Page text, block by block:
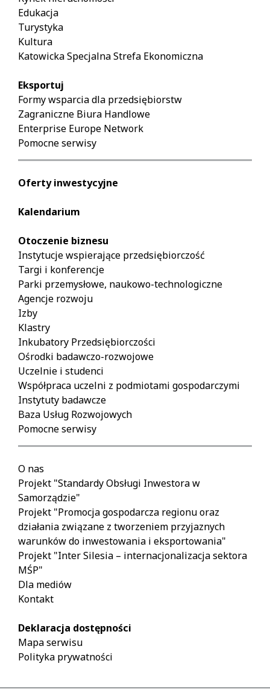
Edukacja
Turystyka
Kultura
Katowicka Specjalna Strefa Ekonomiczna
Eksportuj
Formy wsparcia dla przedsiębiorstw
Zagraniczne Biura Handlowe
Enterprise Europe Network
Pomocne serwisy
Oferty inwestycyjne
Kalendarium
Otoczenie biznesu
Instytucje wspierające przedsiębiorczość
Targi i konferencje
Parki przemysłowe, naukowo-technologiczne
Agencje rozwoju
Izby
Klastry
Inkubatory Przedsiębiorczości
Ośrodki badawczo-rozwojowe
Uczelnie i studenci
Współpraca uczelni z podmiotami gospodarczymi
Instytuty badawcze
Baza Usług Rozwojowych
Pomocne serwisy
O nas
Projekt "Standardy Obsługi Inwestora w
Samorządzie"
Projekt "Promocja gospodarcza regionu oraz
działania związane z tworzeniem przyjaznych
warunków do inwestowania i eksportowania"
Projekt "Inter Silesia – internacjonalizacja sektora
MŚP"
Dla mediów
Kontakt
Deklaracja dostępności
Mapa serwisu
Polityka prywatności